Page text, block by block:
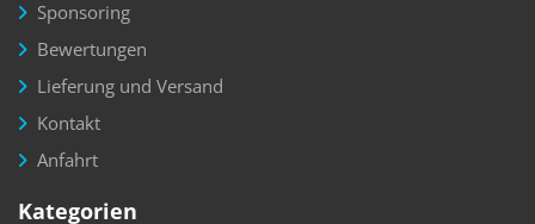
Sponsoring
Bewertungen
Lieferung und Versand
Kontakt
Anfahrt
Kategorien